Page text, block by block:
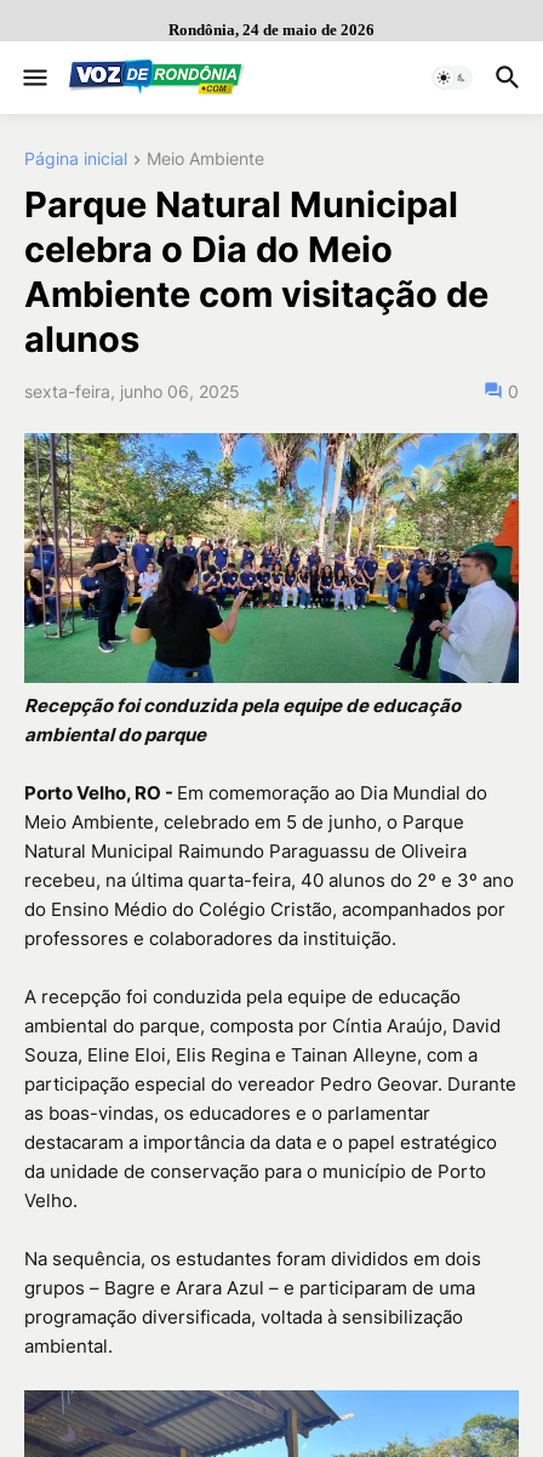
Rondônia, 24 de maio de 2026
Página inicial Meio Ambiente
Parque Natural Municipal
celebra o Dia do Meio
Ambiente com visitação de
alunos
sexta-feira, junho 06, 2025 0
Recepção foi conduzida pela equipe de educação
ambiental do parque
Porto Velho, RO - Em comemoração ao Dia Mundial do
Meio Ambiente, celebrado em 5 de junho, o Parque
Natural Municipal Raimundo Paraguassu de Oliveira
recebeu, na última quarta-feira, 40 alunos do 2º e 3º ano
do Ensino Médio do Colégio Cristão, acompanhados por
professores e colaboradores da instituição.
A recepção foi conduzida pela equipe de educação
ambiental do parque, composta por Cíntia Araújo, David
Souza, Eline Eloi, Elis Regina e Tainan Alleyne, com a
participação especial do vereador Pedro Geovar. Durante
as boas-vindas, os educadores e o parlamentar
destacaram a importância da data e o papel estratégico
da unidade de conservação para o município de Porto
Velho.
Na sequência, os estudantes foram divididos em dois
grupos – Bagre e Arara Azul – e participaram de uma
programação diversificada, voltada à sensibilização
ambiental.